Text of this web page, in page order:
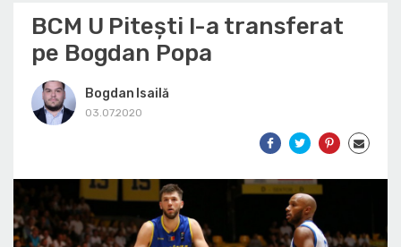
BCM U Pitești l-a transferat
pe Bogdan Popa
Bogdan Isailă
03.07.2020